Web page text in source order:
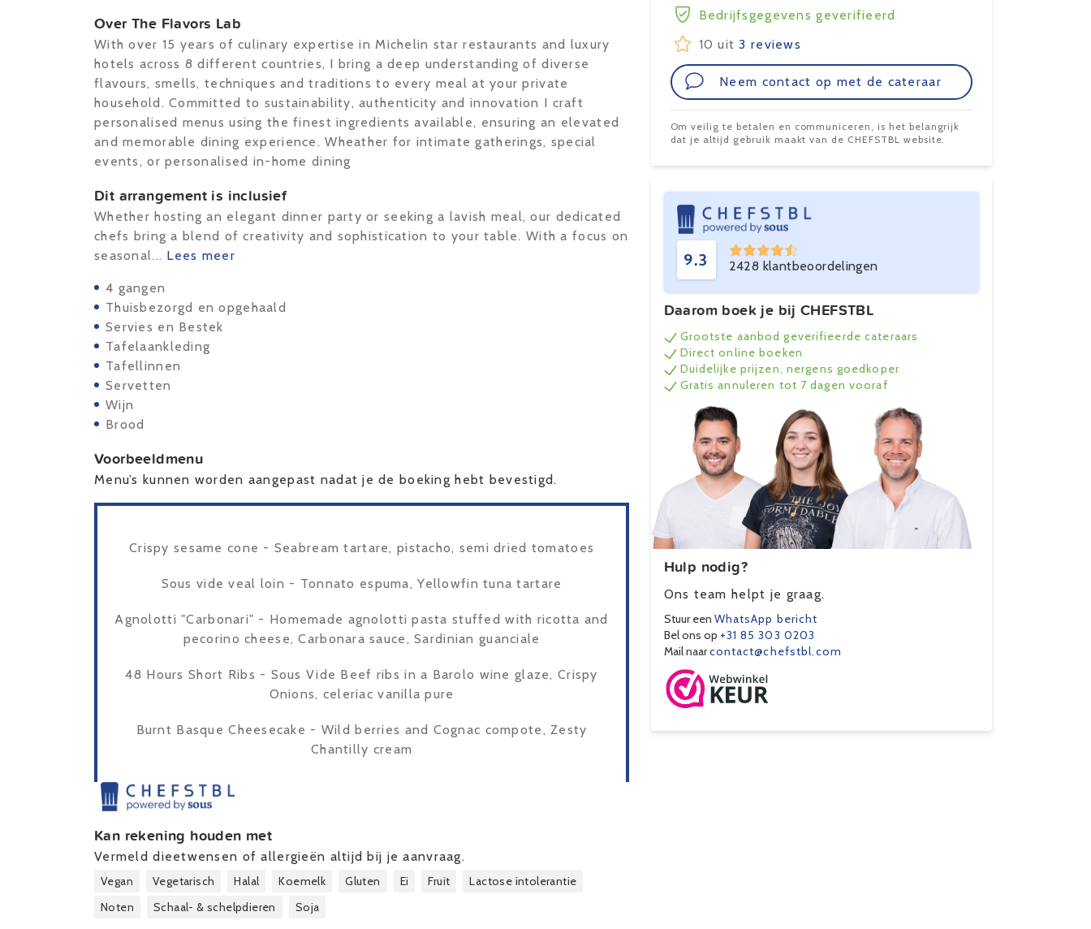
Over The Flavors Lab
With over 15 years of culinary expertise in Michelin star restaurants and luxury
hotels across 8 different countries, I bring a deep understanding of diverse
flavours, smells, techniques and traditions to every meal at your private
household. Committed to sustainability, authenticity and innovation I craft
personalised menus using the finest ingredients available, ensuring an elevated
and memorable dining experience. Wheather for intimate gatherings, special
events, or personalised in-home dining
Dit arrangement is inclusief
Whether hosting an elegant dinner party or seeking a lavish meal, our dedicated
chefs bring a blend of creativity and sophistication to your table. With a focus on
seasonal... Lees meer
4 gangen
Thuisbezorgd en opgehaald
Servies en Bestek
Tafelaankleding
Tafellinnen
Servetten
Wijn
Brood
Voorbeeldmenu
Menu’s kunnen worden aangepast nadat je de boeking hebt bevestigd.
Crispy sesame cone - Seabream tartare, pistacho, semi dried tomatoes
Sous vide veal loin - Tonnato espuma, Yellowfin tuna tartare
Agnolotti "Carbonari" - Homemade agnolotti pasta stuffed with ricotta and
pecorino cheese, Carbonara sauce, Sardinian guanciale
48 Hours Short Ribs - Sous Vide Beef ribs in a Barolo wine glaze, Crispy
Onions, celeriac vanilla pure
Burnt Basque Cheesecake - Wild berries and Cognac compote, Zesty
Chantilly cream
Kan rekening houden met
Vermeld dieetwensen of allergieën altijd bij je aanvraag.
Vegan Vegetarisch Halal Koemelk Gluten Ei Fruit
Lactose intolerantie
Noten
Schaal- & schelpdieren Soja
Bedrijfsgegevens geverifieerd
10 uit3 reviews
Neem contact op met de cateraar
Om veilig te betalen en communiceren, is het belangrijk
dat je altijd gebruik maakt van de CHEFSTBL website.
9.3 2428 klantbeoordelingen
Daarom boek je bij CHEFSTBL
Grootste aanbod geverifieerde cateraars
Direct online boeken
Duidelijke prijzen, nergens goedkoper
Gratis annuleren tot 7 dagen vooraf
Hulp nodig?
Ons team helpt je graag.
Stuur een WhatsApp bericht
Bel ons op +31 85 303 0203
Mail naarcontact@chefstbl.com